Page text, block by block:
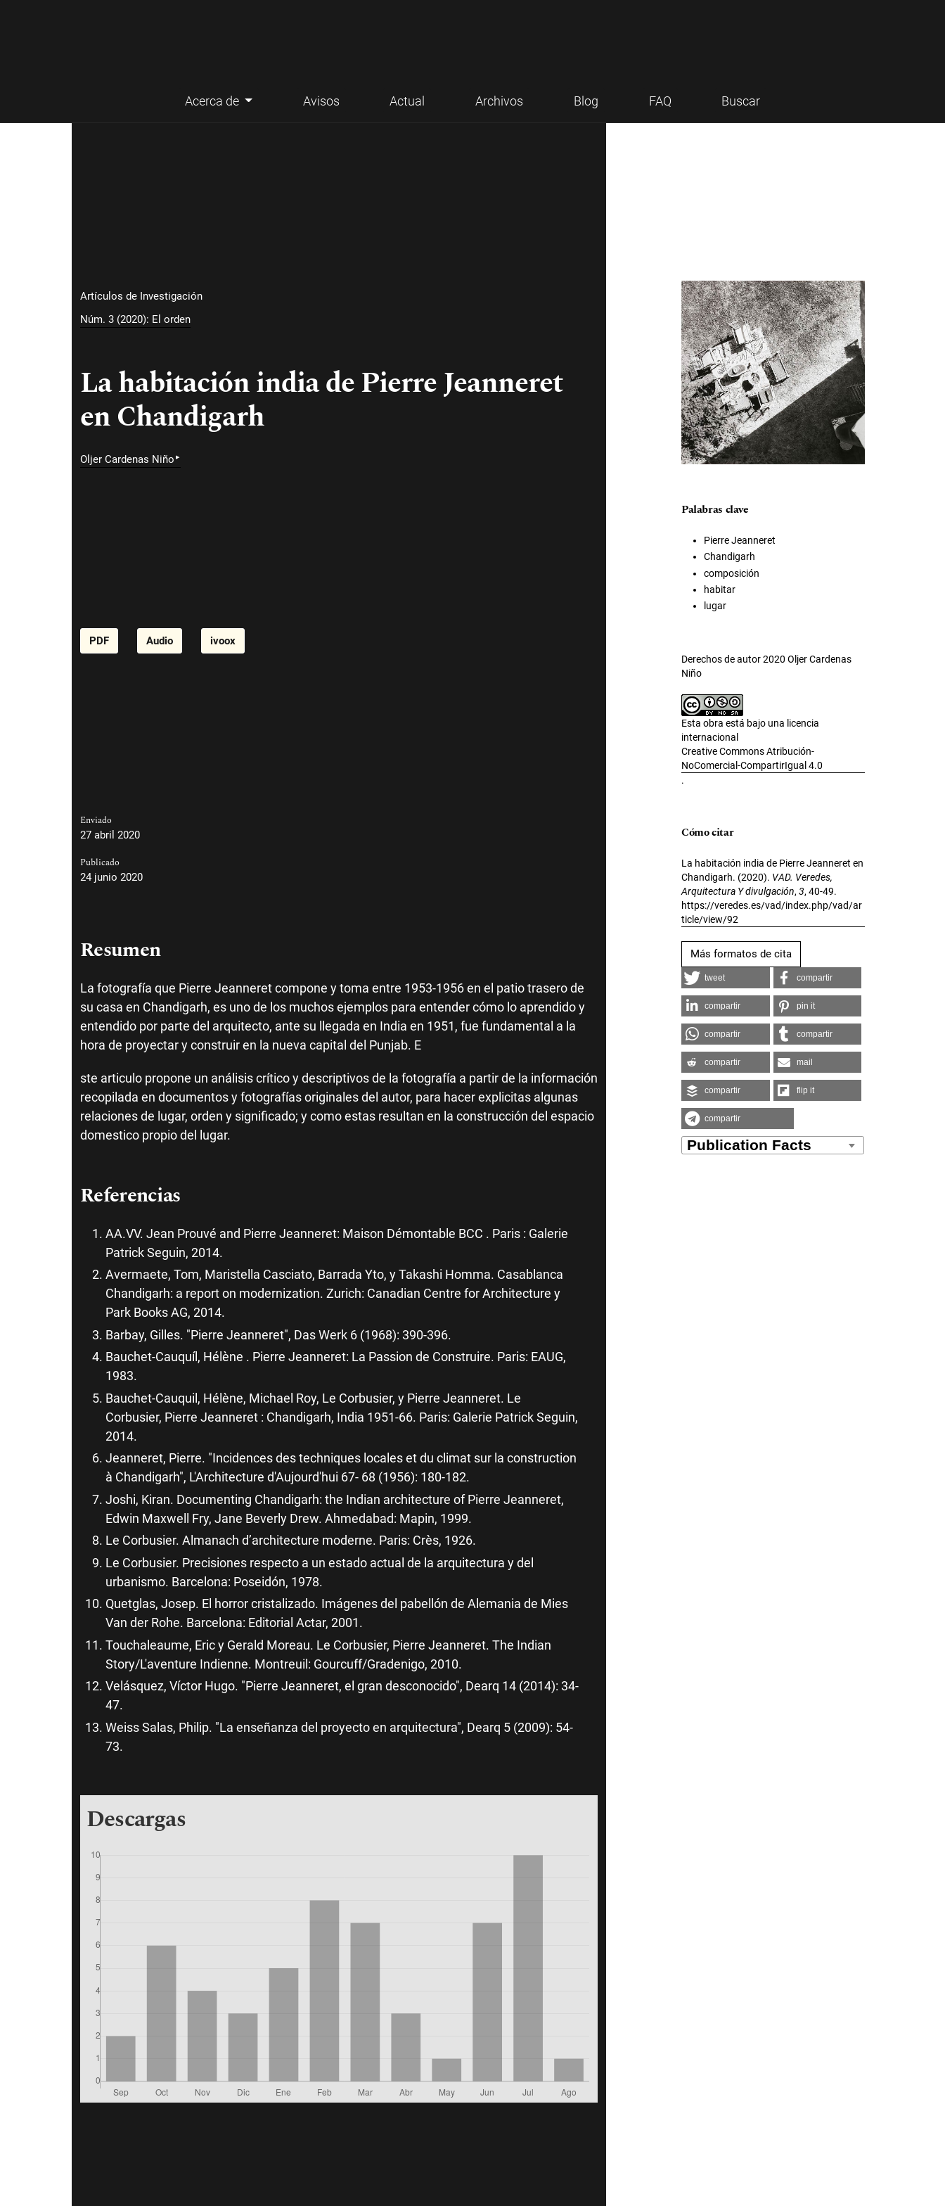
Menú principal Acerca de Avisos Actual Archivos Blog FAQ Buscar
Artículos de Investigación
Núm. 3 (2020): El orden
La habitación india de Pierre Jeanneret
en Chandigarh
Oljer Cardenas Niño ▸
PDF Audio ivoox
Enviado
27 abril 2020
Publicado
24 junio 2020
Resumen
La fotografía que Pierre Jeanneret compone y toma entre 1953-1956 en el patio trasero de
su casa en Chandigarh, es uno de los muchos ejemplos para entender cómo lo aprendido y
entendido por parte del arquitecto, ante su llegada en India en 1951, fue fundamental a la
hora de proyectar y construir en la nueva capital del Punjab. E
ste articulo propone un análisis crítico y descriptivos de la fotografía a partir de la información
recopilada en documentos y fotografías originales del autor, para hacer explicitas algunas
relaciones de lugar, orden y significado; y como estas resultan en la construcción del espacio
domestico propio del lugar.
Referencias
AA.VV. Jean Prouvé and Pierre Jeanneret: Maison Démontable BCC . Paris : Galerie
Patrick Seguin, 2014.
Avermaete, Tom, Maristella Casciato, Barrada Yto, y Takashi Homma. Casablanca
Chandigarh: a report on modernization. Zurich: Canadian Centre for Architecture y
Park Books AG, 2014.
Barbay, Gilles. "Pierre Jeanneret", Das Werk 6 (1968): 390-396.
Bauchet-Cauquíl, Hélène . Pierre Jeanneret: La Passion de Construire. Paris: EAUG,
1983.
Bauchet-Cauquil, Hélène, Michael Roy, Le Corbusier, y Pierre Jeanneret. Le
Corbusier, Pierre Jeanneret : Chandigarh, India 1951-66. Paris: Galerie Patrick Seguin,
2014.
Jeanneret, Pierre. "Incidences des techniques locales et du climat sur la construction
à Chandigarh", L'Architecture d'Aujourd'hui 67- 68 (1956): 180-182.
Joshi, Kiran. Documenting Chandigarh: the Indian architecture of Pierre Jeanneret,
Edwin Maxwell Fry, Jane Beverly Drew. Ahmedabad: Mapin, 1999.
Le Corbusier. Almanach d’architecture moderne. Paris: Crès, 1926.
Le Corbusier. Precisiones respecto a un estado actual de la arquitectura y del
urbanismo. Barcelona: Poseidón, 1978.
Quetglas, Josep. El horror cristalizado. Imágenes del pabellón de Alemania de Mies
Van der Rohe. Barcelona: Editorial Actar, 2001.
Touchaleaume, Eric y Gerald Moreau. Le Corbusier, Pierre Jeanneret. The Indian
Story/L'aventure Indienne. Montreuil: Gourcuff/Gradenigo, 2010.
Velásquez, Víctor Hugo. "Pierre Jeanneret, el gran desconocido", Dearq 14 (2014): 34-
47.
Weiss Salas, Philip. "La enseñanza del proyecto en arquitectura", Dearq 5 (2009): 54-
73.
Descargas
Imagen de portada
Palabras clave
Pierre Jeanneret
Chandigarh
composición
habitar
lugar
Derechos de autor 2020 Oljer Cardenas
Niño
Esta obra está bajo una licencia
internacional
Creative Commons Atribución-
NoComercial-CompartirIgual 4.0
.
Cómo citar
La habitación india de Pierre Jeanneret en
Chandigarh. (2020). VAD. Veredes,
Arquitectura Y divulgación,3, 40-49.
https://veredes.es/vad/index.php/vad/ar
ticle/view/92
Más formatos de cita
tweet compartir
compartir pin it
compartir compartir
compartir mail
compartir flip it
compartir